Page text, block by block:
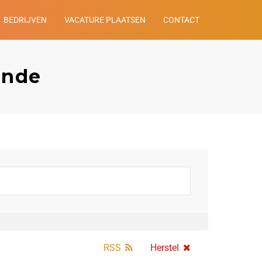
BEDRIJVEN VACATURE PLAATSEN CONTACT
Herstel
RSS